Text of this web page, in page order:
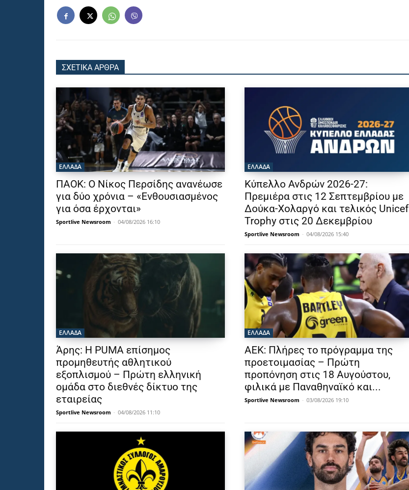
ΣΧΕΤΙΚΑ ΑΡΘΡΑ
ΕΛΛΑΔΑ
ΠΑΟΚ: Ο Νίκος Περσίδης ανανέωσε
για δύο χρόνια – «Ενθουσιασμένος
για όσα έρχονται»
Sportlive Newsroom - 04/08/2026 16:10
ΕΛΛΑΔΑ
Κύπελλο Ανδρών 2026-27:
Πρεμιέρα στις 12 Σεπτεμβρίου με
Δούκα-Χολαργό και τελικός Unicef
Trophy στις 20 Δεκεμβρίου
Sportlive Newsroom - 04/08/2026 15:40
ΕΛΛΑΔΑ
Άρης: Η PUMA επίσημος
προμηθευτής αθλητικού
εξοπλισμού – Πρώτη ελληνική
ομάδα στο διεθνές δίκτυο της
εταιρείας
Sportlive Newsroom - 04/08/2026 11:10
ΕΛΛΑΔΑ
ΑΕΚ: Πλήρες το πρόγραμμα της
προετοιμασίας – Πρώτη
προπόνηση στις 18 Αυγούστου,
φιλικά με Παναθηναϊκό και...
Sportlive Newsroom - 03/08/2026 19:10